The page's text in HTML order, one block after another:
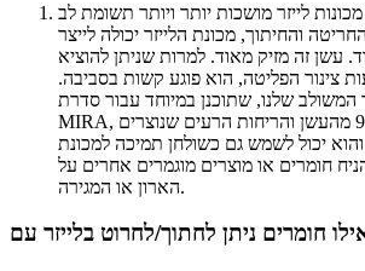
לייזר מושכות יותר ויותר תשומת לב
והחיתוך, מכונת הלייזר יכולה לייצר
עשן זה מזיק מאוד. למרות שניתן להוציא
צינור הפליטה, הוא פוגע קשות בסביבה.
המשולב שלנו, שתוכנן במיוחד עבור סדרת
MIRA, הוא יכול להסיר 99.9% מהעשן והריחות הרעים שנוצרים
והוא יכול לשמש גם כשולחן תמיכה למכונת
חומרים או מוצרים מוגמרים אחרים על
הארון או המגירה.